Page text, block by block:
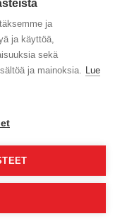
ja
ja käyttöä,
sekä
ja mainoksia. Lue